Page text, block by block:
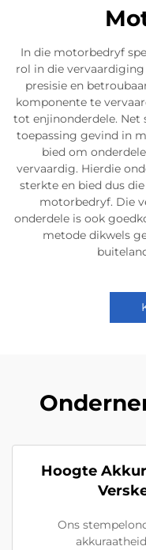
In die motorbedryf
rol in die
presisie en
komponente te
tot enjinonderdele. Net
toepassing gevind in
bied om
vervaardig. Hierdie
sterkte en bied dus
motorbedryf. Die
onderdele is ook
metode dikwels
Hoogte
Ons